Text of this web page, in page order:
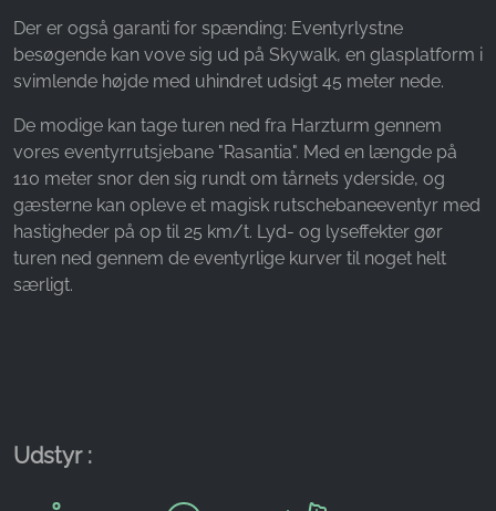
Der er også garanti for spænding: Eventyrlystne
besøgende kan vove sig ud på Skywalk, en glasplatform i
svimlende højde med uhindret udsigt 45 meter nede.
De modige kan tage turen ned fra Harzturm gennem
vores eventyrrutsjebane "Rasantia". Med en længde på
110 meter snor den sig rundt om tårnets yderside, og
gæsterne kan opleve et magisk rutschebaneeventyr med
hastigheder på op til 25 km/t. Lyd- og lyseffekter gør
turen ned gennem de eventyrlige kurver til noget helt
særligt.
Udstyr :
Cookie duration:
3 måneder - 1 år
STATISTIK
Statistikcookies indsamler oplysninger anonymt.
Disse oplysninger hjælper os med at forstå,
hvordan vores besøgende bruger vores
hjemmeside.
Indsamling af statistik om brug af hjemmesiden